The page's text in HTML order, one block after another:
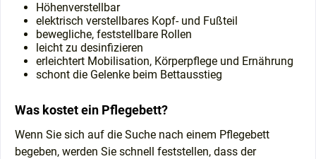
Höhenverstellbar
elektrisch verstellbares Kopf- und Fußteil
bewegliche, feststellbare Rollen
leicht zu desinfizieren
erleichtert Mobilisation, Körperpflege und Ernährung
schont die Gelenke beim Bettausstieg
Was kostet ein Pflegebett?
Wenn Sie sich auf die Suche nach einem Pflegebett
begeben, werden Sie schnell feststellen, dass der